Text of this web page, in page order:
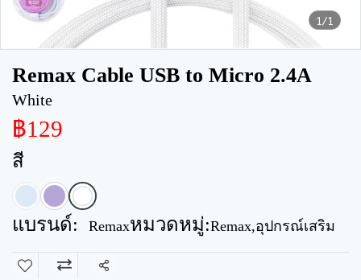
1/1
Remax Cable USB to Micro 2.4A
White
฿129
สี
แบรนด์: Remaxหมวดหมู่:Remax,อุปกรณ์เสริม
แชร์